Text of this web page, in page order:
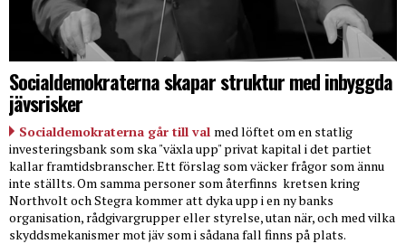
Socialdemokraterna skapar struktur med inbyggda
jävsrisker
Socialdemokraterna går till val med löftet om en statlig
investeringsbank som ska "växla upp" privat kapital i det partiet
kallar framtidsbranscher. Ett förslag som väcker frågor som ännu
inte ställts. Om samma personer som återfinns kretsen kring
Northvolt och Stegra kommer att dyka upp i en ny banks
organisation, rådgivargrupper eller styrelse, utan när, och med vilka
skyddsmekanismer mot jäv som i sådana fall finns på plats.